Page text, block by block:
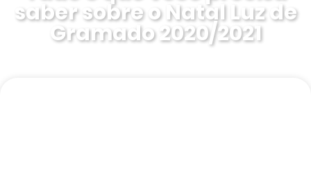
saber sobre o Natal Luz de
Gramado 2020/2021